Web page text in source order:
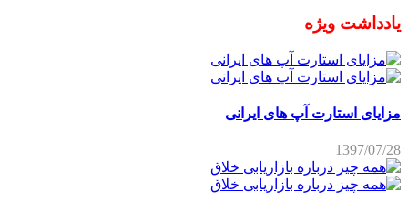
یادداشت ویژه
مزایای استارت آپ های ایرانی
1397/07/28